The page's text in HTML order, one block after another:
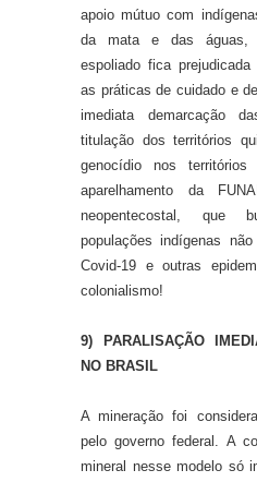
apoio mútuo com
da mata e das águas,
espoliado fica
as práticas de cuidado e
imediata demarcação
titulação dos territórios
genocídio nos
aparelhamento da
neopentecostal, que
populações indígenas
Covid-19 e outras
colonialismo!
9) PARALISAÇÃO
NO BRASIL
A mineração foi
pelo governo federal. A
mineral nesse modelo só